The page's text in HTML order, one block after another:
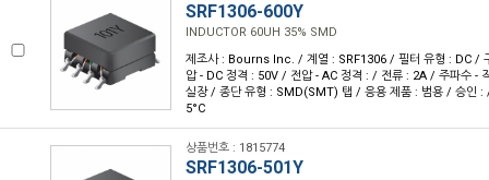
SRF1306-600Y
INDUCTOR 60UH 35% SMD
제조사 : Bourns Inc. / 계열 : SRF1306 / 필터 유형 : DC /
압 - DC 정격 : 50V / 전압 - AC 정격 : / 전류 : 2A / 주파수 -
실장 / 종단 유형 : SMD(SMT) 탭 / 응용 제품 : 범용 / 승인 :
5°C
상품번호 : 1815774
SRF1306-501Y